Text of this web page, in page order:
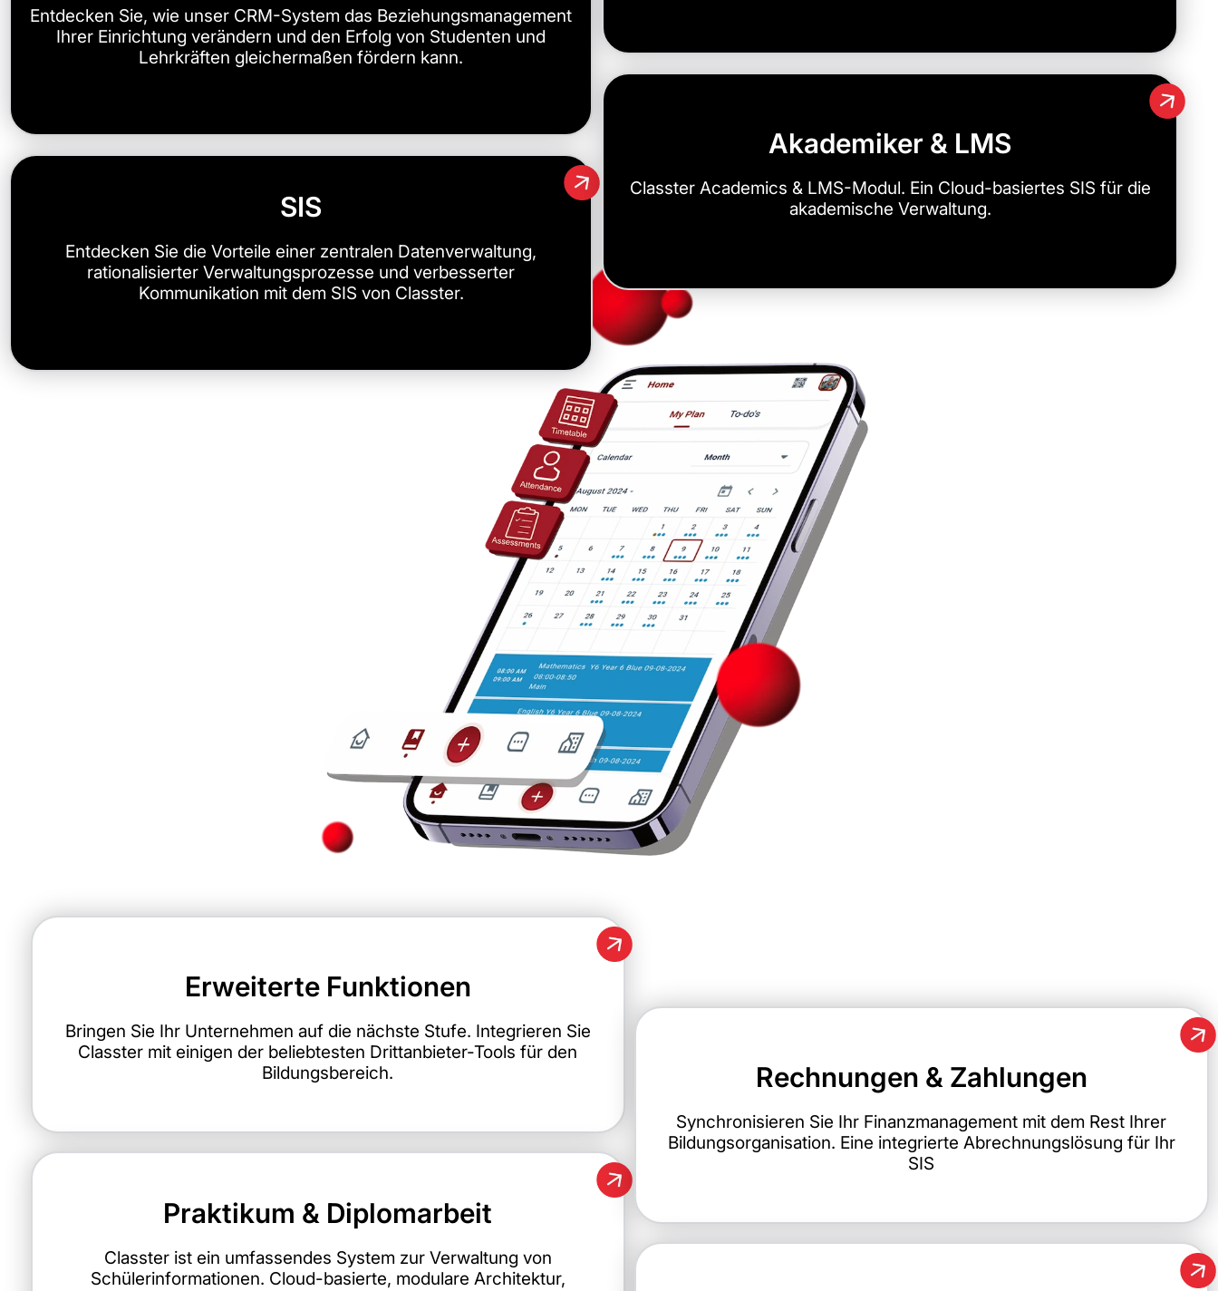
Entdecken Sie, wie unser CRM-System das Beziehungsmanagement
Ihrer Einrichtung verändern und den Erfolg von Studenten und
Lehrkräften gleichermaßen fördern kann.
SIS
Entdecken Sie die Vorteile einer zentralen Datenverwaltung,
rationalisierter Verwaltungsprozesse und verbesserter
Kommunikation mit dem SIS von Classter.
Akademiker & LMS
Classter Academics & LMS-Modul. Ein Cloud-basiertes SIS für die
akademische Verwaltung.
Erweiterte Funktionen
Bringen Sie Ihr Unternehmen auf die nächste Stufe. Integrieren Sie
Classter mit einigen der beliebtesten Drittanbieter-Tools für den
Bildungsbereich.
Praktikum & Diplomarbeit
Classter ist ein umfassendes System zur Verwaltung von
Schülerinformationen. Cloud-basierte, modulare Architektur,
Rechnungen & Zahlungen
Synchronisieren Sie Ihr Finanzmanagement mit dem Rest Ihrer
Bildungsorganisation. Eine integrierte Abrechnungslösung für Ihr
SIS